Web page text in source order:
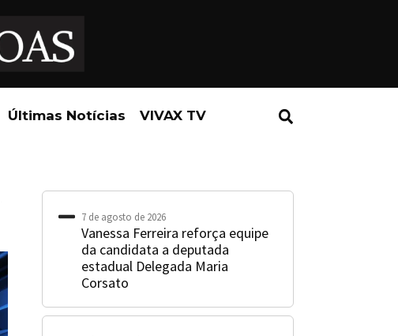
Últimas Notícias VIVAX TV
7 de agosto de 2026
Vanessa Ferreira reforça equipe
da candidata a deputada
estadual Delegada Maria
Corsato